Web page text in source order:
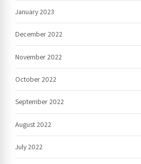
January 2023
December 2022
November 2022
October 2022
September 2022
August 2022
July 2022